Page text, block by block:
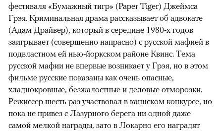
фестиваля «Бумажный тигр» (Paper Tiger) Джеймса
Грэя. Криминальная драма рассказывает об адвокате
(Адам Драйвер), который в середине 1980-х годов
заигрывает (совершенно напрасно) с русской мафией в
подвластном ей нью-йоркском районе Квинс. Тема
русской мафии не впервые возникает у Грэя, но в этом
фильме русские показаны как очень опасные,
хладнокровные, безжалостные и деловые отморозки.
Режиссер шесть раз участвовал в каннском конкурсе, но
пока не привез с Лазурного берега ни одной даже
самой мелкой награды, зато в Локарно его наградят